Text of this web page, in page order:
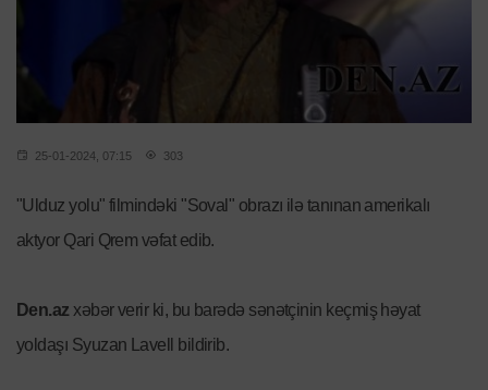
25-01-2024, 07:15 303
"Ulduz yolu" filmindəki "Soval" obrazı ilə tanınan amerikalı
aktyor Qari Qrem vəfat edib.
Den.az xəbər verir ki, bu barədə sənətçinin keçmiş həyat
yoldaşı Syuzan Lavell bildirib.